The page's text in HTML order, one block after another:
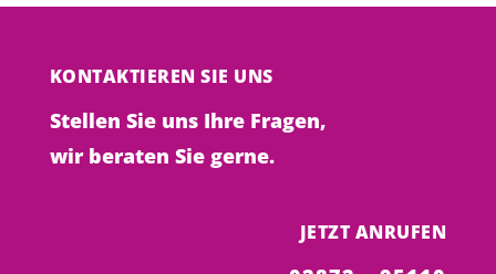
KONTAKTIEREN SIE UNS
Stellen Sie uns Ihre Fragen,
wir beraten Sie gerne.
JETZT ANRUFEN